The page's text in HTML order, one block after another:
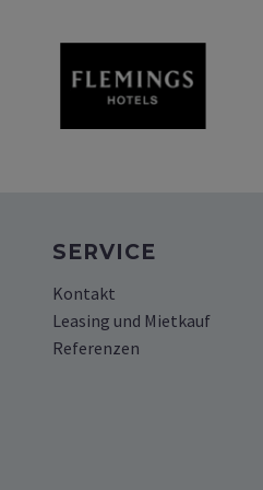
SERVICE
Kontakt
Leasing und Mietkauf
Referenzen